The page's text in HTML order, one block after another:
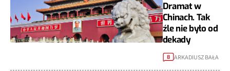
Dramat w
Chinach. Tak
źle nie było od
dekady
8 ARKADIUSZ BAŁA